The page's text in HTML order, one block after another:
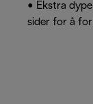
• Ekstra
sider for å